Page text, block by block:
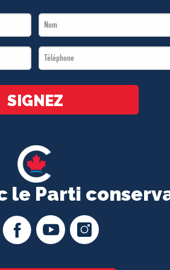
le Parti
Last
Name
Téléphone
*
SIGNEZ